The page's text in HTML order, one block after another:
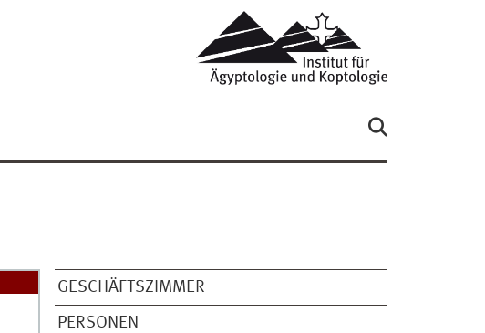
GESCHÄFTSZIMMER
PERSONEN